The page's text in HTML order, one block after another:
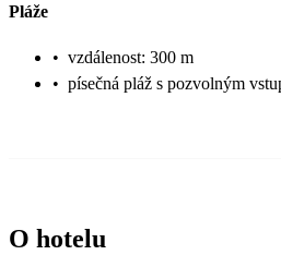
Pláže
• vzdálenost: 300 m
• písečná pláž s pozvolným
O hotelu